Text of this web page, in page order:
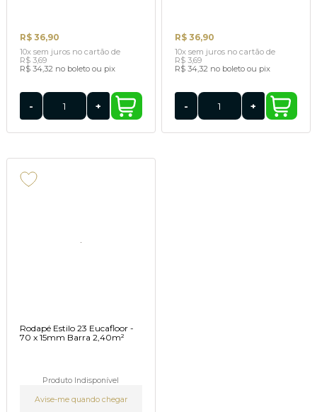
R$ 36,90
10x sem juros no cartãode
R$ 3,69
R$ 34,32 no boleto ou pix
- +
R$ 36,90
10x sem juros no cartão de
R$ 3,69
R$ 34,32 no boleto ou pix
- +
Rodapé Estilo 23 Eucafloor -
70 x 15mm Barra 2,40m²
Produto Indisponível
Avise-me quando chegar